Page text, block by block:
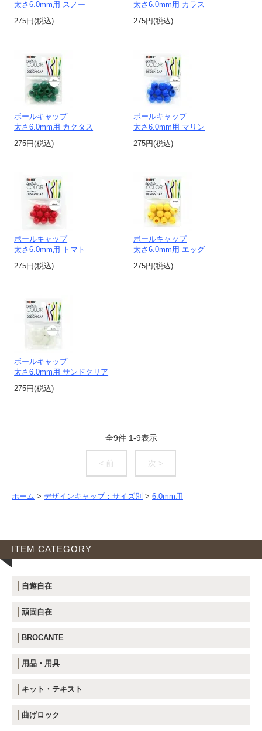
太さ6.0mm用 スノー
275円(税込)
太さ6.0mm用 カラス
275円(税込)
ボールキャップ
太さ6.0mm用 カクタス
275円(税込)
ボールキャップ
太さ6.0mm用 マリン
275円(税込)
ボールキャップ
太さ6.0mm用 トマト
275円(税込)
ボールキャップ
太さ6.0mm用 エッグ
275円(税込)
ボールキャップ
太さ6.0mm用 サンドクリア
275円(税込)
全9件 1-9表示
< 前 次 >
ホーム > デザインキャップ：サイズ別 > 6.0mm用
ITEM CATEGORY
自遊自在
頑固自在
BROCANTE
用品・用具
キット・テキスト
曲げロック